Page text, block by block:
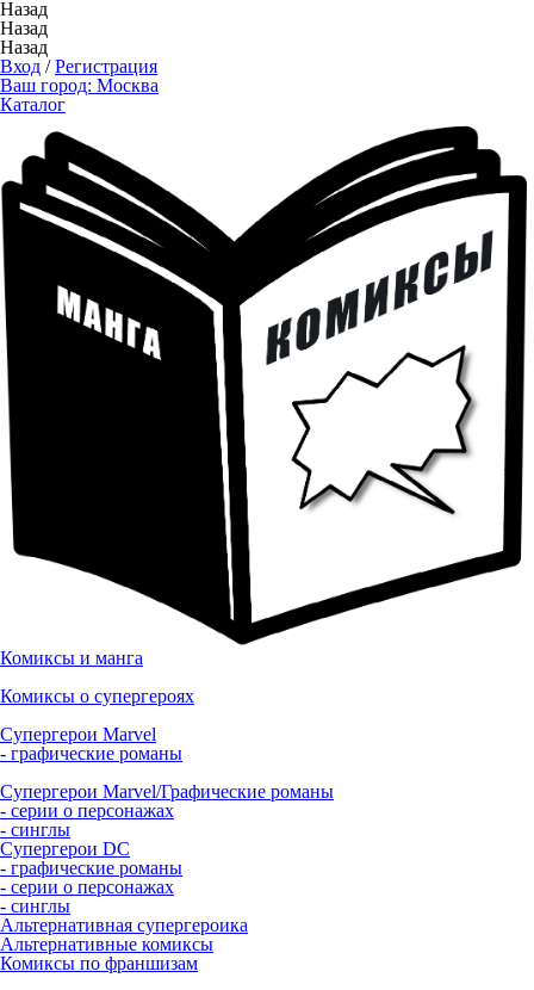
Назад
Назад
Назад
Вход /Регистрация
Ваш город: Москва
Каталог
Комиксы и манга
Комиксы о супергероях
Супергерои Marvel
- графические романы
Супергерои Marvel/Графические романы
- серии о персонажах
- синглы
Супергерои DC
- графические романы
- серии о персонажах
- синглы
Альтернативная супергероика
Альтернативные комиксы
Комиксы по франшизам